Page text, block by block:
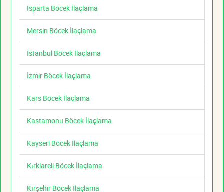
Isparta Böcek İlaçlama
Mersin Böcek İlaçlama
İstanbul Böcek İlaçlama
İzmir Böcek İlaçlama
Kars Böcek İlaçlama
Kastamonu Böcek İlaçlama
Kayseri Böcek İlaçlama
Kırklareli Böcek İlaçlama
Kırşehir Böcek İlaçlama